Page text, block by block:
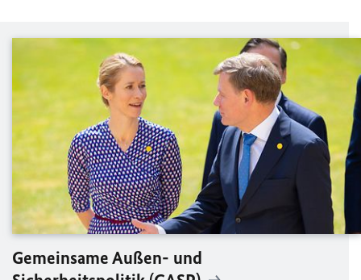
Gemeinsame Außen- und